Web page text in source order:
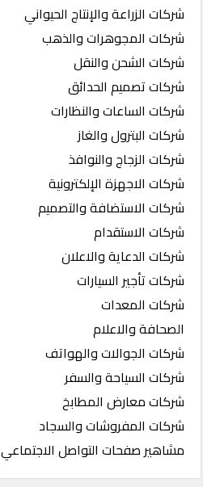
شركات الزراعة والإنتاج الحيواني
شركات المجوهرات والذهب
شركات الشحن والنقل
شركات تصميم الحدائق
شركات الساعات والنظارات
شركات البترول والغاز
شركات الزجاج والنوافذ
شركات الاجهزة الإلكترونية
شركات الاستضافة والتصميم
شركات الاستقدام
شركات الدعاية والاعلان
شركات تأجير السيارات
شركات المعدات
الصحافة والاعلام
شركات الجوالات والهواتف
شركات السياحة والسفر
شركات معارض المطابخ
شركات المفروشات والسجاد
مشاهير صفحات التواصل الاجتماعي